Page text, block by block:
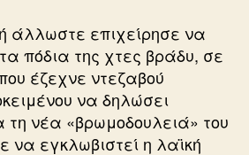
άλλωστε επιχείρησε να
πόδια της χτες βράδυ, σε
έζεχνε ντεζαβού
να δηλώσει
τη νέα «βρωμοδουλειά» του
να εγκλωβιστεί η λαϊκή